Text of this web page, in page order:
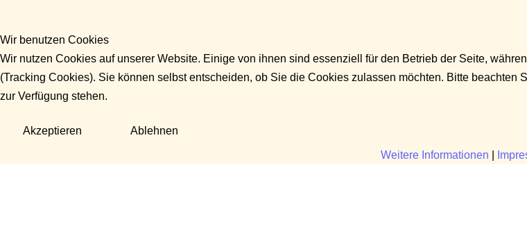
Wir benutzen Cookies
Wir nutzen Cookies auf unserer Website. Einige von ihnen sind essenziell für den Betrieb der Seite,
(Tracking Cookies). Sie können selbst entscheiden, ob Sie die Cookies zulassen möchten. Bitte
zur Verfügung stehen.
Akzeptieren Ablehnen
Weitere Informationen